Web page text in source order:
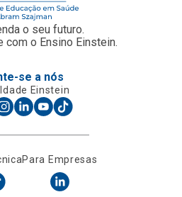
o seu futuro.
com o Ensino Einstein.
se a nós
Einstein
Para Empresas